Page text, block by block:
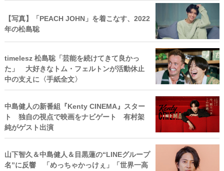
【写真】「PEACH JOHN」を着こなす、2022
年の松島聡
timelesz 松島聡「芸能を続けてきて良かっ
た」 大好きなトム・フェルトンが活動休止
中の支えに〈手紙全文〉
中島健人の新番組『Kenty CINEMA』スター
ト 独自の視点で映画をナビゲート 有村架
純がゲスト出演
山下智久＆中島健人＆目黒蓮の“LINEグループ
名”に反響 「めっちゃかっけぇ」「世界一高